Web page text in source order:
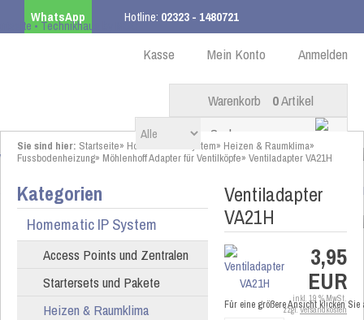
WhatsApp Hotline: 02323 - 1480721
ab 99,00 € innerhalb DE Anmelden
Mein Konto
Kasse
Warenkorb 0Artikel
Sie sind hier: Startseite» Homematic IP System» Heizen & Raumklima»
Fussbodenheizung» Möhlenhoff Adapter für Ventilköpfe» Ventiladapter VA21H
Kategorien
Homematic IP System
Access Points und Zentralen
Startersets und Pakete
Heizen & Raumklima
Ventiladapter
VA21H
Für eine größere Ansicht klicken
3,95
EUR
inkl. 19 % MwSt.
zzgl.Versandkosten